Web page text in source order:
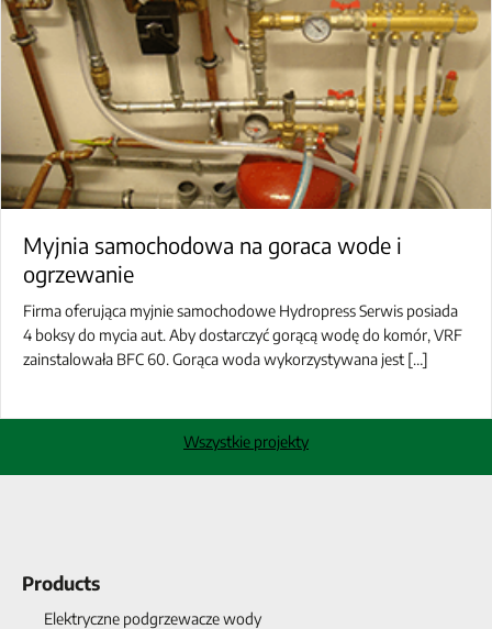
Myjnia samochodowa na goraca wode i
ogrzewanie
Firma oferująca myjnie samochodowe Hydropress Serwis posiada
4 boksy do mycia aut. Aby dostarczyć gorącą wodę do komór, VRF
zainstalowała BFC 60. Gorąca woda wykorzystywana jest […]
Wszystkie projekty
Products
Elektryczne podgrzewacze wody